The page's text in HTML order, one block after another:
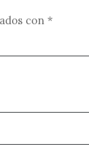
con *